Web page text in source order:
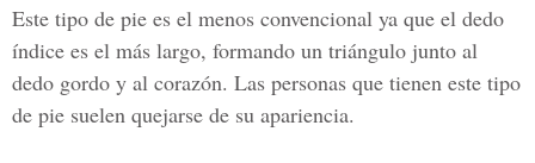
Este tipo de pie es el menos convencional ya que el dedo
índice es el más largo, formando un triángulo junto al
dedo gordo y al corazón. Las personas que tienen este tipo
de pie suelen quejarse de su apariencia.